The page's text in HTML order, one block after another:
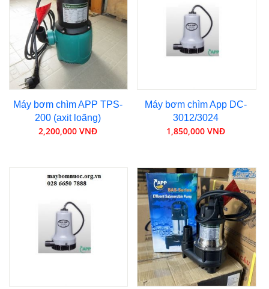
Máy bơm chìm APP TPS-
200 (axit loãng)
2,200,000 VNĐ
Máy bơm chìm App DC-
3012/3024
1,850,000 VNĐ